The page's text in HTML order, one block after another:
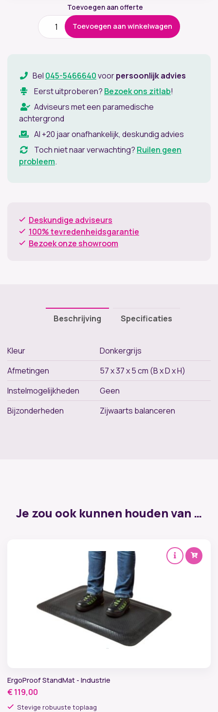
Toevoegen aan offerte
Steppie
Balansbord
aantal
Toevoegen aan winkelwagen
Bel 045-5466640voorpersoonlijk advies
Eerst uitproberen? Bezoek ons zitlab!
Adviseurs met een paramedische
achtergrond
Al +20 jaar onafhankelijk, deskundig advies
Toch niet naar verwachting? Ruilen geen
probleem.
Deskundige adviseurs
100% tevredenheidsgarantie
Bezoek onze showroom
Beschrijving Specificaties
Kleur
Donkergrijs
Afmetingen
57 x 37 x 5 cm (B x D x H)
Instelmogelijkheden
Geen
Bijzonderheden
Zijwaarts balanceren
Je zou ook kunnen houden van …
ErgoProof StandMat - Industrie
€ 119,00
Stevige robuuste toplaag